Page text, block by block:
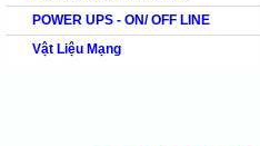
POWER UPS - ON/ OFF LINE
Vật Liệu Mạng